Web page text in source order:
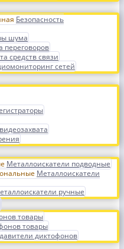
Безопасность
шума
переговоров
средств связи
сетей
Металлоискатели подводные
Металлоискатели
ручные
товары
товары
диктофонов